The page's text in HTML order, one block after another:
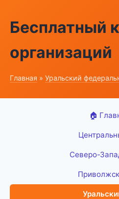
Бесплатный
организаций
Главная » Уральский
🏠
Северо-